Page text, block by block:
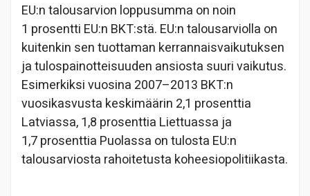
EU:n talousarvion loppusumma on noin
1 prosentti EU:n BKT:stä. EU:n talousarviolla on
kuitenkin sen tuottaman kerrannaisvaikutuksen
ja tulospainotteisuuden ansiosta suuri vaikutus.
Esimerkiksi vuosina 2007–2013 BKT:n
vuosikasvusta keskimäärin 2,1 prosenttia
Latviassa, 1,8 prosenttia Liettuassa ja
1,7 prosenttia Puolassa on tulosta EU:n
talousarviosta rahoitetusta koheesiopolitiikasta.